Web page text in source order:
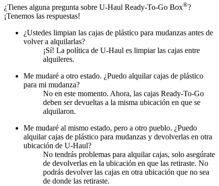
¿Tienes alguna pregunta sobre U-Haul Ready-To-Go Box®?
¡Tenemos las respuestas!
¿Ustedes limpian las cajas de plástico para mudanzas antes de
volver a alquilarlas?
¡Sí! La política de U-Haul es limpiar las cajas entre
alquileres.
Me mudaré a otro estado. ¿Puedo alquilar cajas de plástico
para mi mudanza?
No en este momento. Ahora, las cajas Ready-To-Go
deben ser devueltas a la misma ubicación en que se
alquilaron.
Me mudaré al mismo estado, pero a otro pueblo. ¿Puedo
alquilar cajas de plástico para mudanzas y devolverlas en otra
ubicación de U-Haul?
No tendrás problemas para alquilar cajas, solo asegúrate
de devolverlas en la ubicación en que las retiraste. No
podrás devolver las cajas en otra ubicación que no sea
de donde las retiraste.